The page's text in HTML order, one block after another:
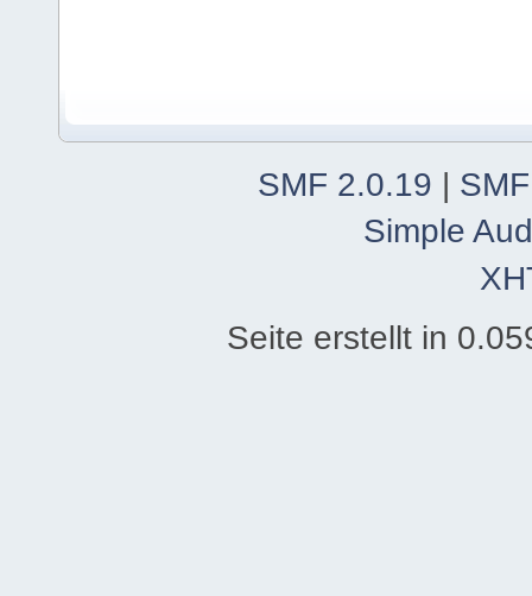
SMF 2.0.19 |
Simple
Seite erstellt in